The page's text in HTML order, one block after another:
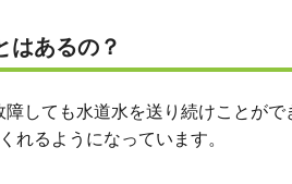
はあるの？
しても水道水を送り続けことが
れるようになっています。